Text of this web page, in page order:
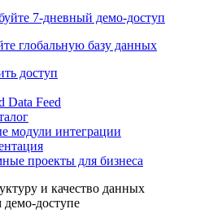
7-дневный демо-доступ
глобальную базу данных
доступ
Data Feed
модули интеграции
проекты для бизнеса
и качество данных
доступе